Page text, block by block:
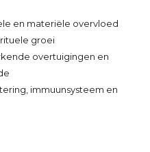
en materiële overvloed
groei
overtuigingen en
immuunsysteem en